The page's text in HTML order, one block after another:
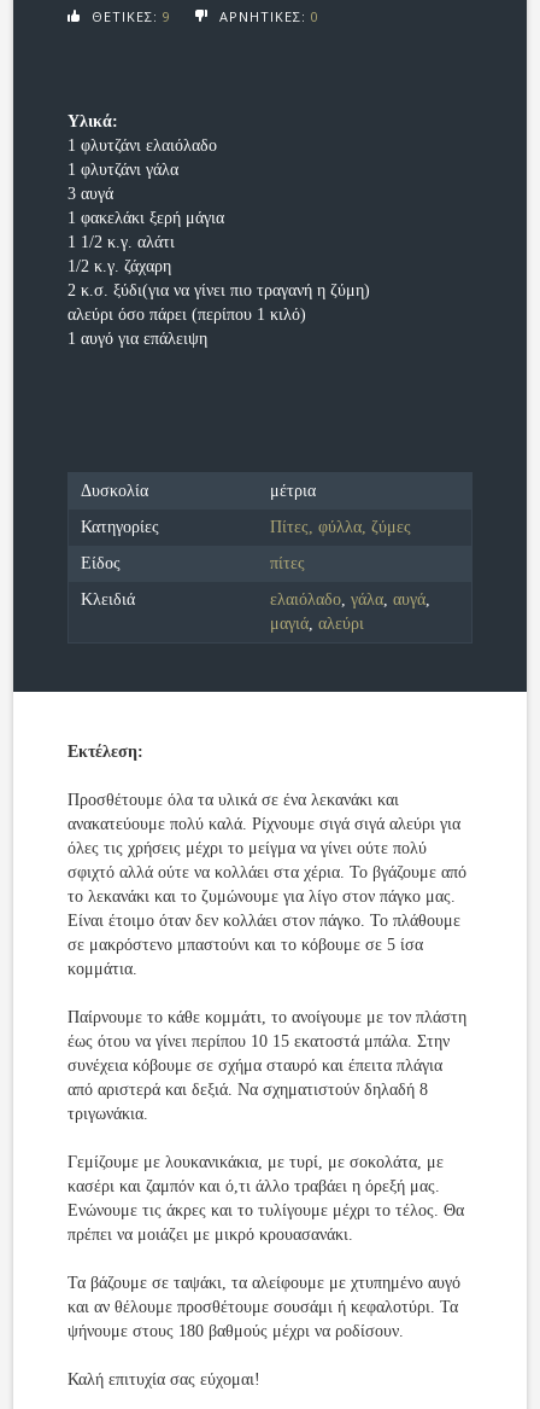
ΘΕΤΙΚΕΣ: 9 ΑΡΝΗΤΙΚΕΣ: 0
Υλικά:
1 φλυτζάνι ελαιόλαδο
1 φλυτζάνι γάλα
3 αυγά
1 φακελάκι ξερή μάγια
1 1/2 κ.γ. αλάτι
1/2 κ.γ. ζάχαρη
2 κ.σ. ξύδι(για να γίνει πιο τραγανή η ζύμη)
αλεύρι όσο πάρει (περίπου 1 κιλό)
1 αυγό για επάλειψη
Δυσκολία
μέτρια
Κατηγορίες
Πίτες, φύλλα, ζύμες
Είδος
πίτες
Κλειδιά
ελαιόλαδο, γάλα, αυγά,
μαγιά, αλεύρι
Εκτέλεση:
Προσθέτουμε όλα τα υλικά σε ένα λεκανάκι και
ανακατεύουμε πολύ καλά. Ρίχνουμε σιγά σιγά αλεύρι για
όλες τις χρήσεις μέχρι το μείγμα να γίνει ούτε πολύ
σφιχτό αλλά ούτε να κολλάει στα χέρια. Το βγάζουμε από
το λεκανάκι και το ζυμώνουμε για λίγο στον πάγκο μας.
Είναι έτοιμο όταν δεν κολλάει στον πάγκο. Το πλάθουμε
σε μακρόστενο μπαστούνι και το κόβουμε σε 5 ίσα
κομμάτια.
Παίρνουμε το κάθε κομμάτι, το ανοίγουμε με τον πλάστη
έως ότου να γίνει περίπου 10 15 εκατοστά μπάλα. Στην
συνέχεια κόβουμε σε σχήμα σταυρό και έπειτα πλάγια
από αριστερά και δεξιά. Να σχηματιστούν δηλαδή 8
τριγωνάκια.
Γεμίζουμε με λουκανικάκια, με τυρί, με σοκολάτα, με
κασέρι και ζαμπόν και ό,τι άλλο τραβάει η όρεξή μας.
Ενώνουμε τις άκρες και το τυλίγουμε μέχρι το τέλος. Θα
πρέπει να μοιάζει με μικρό κρουασανάκι.
Τα βάζουμε σε ταψάκι, τα αλείφουμε με χτυπημένο αυγό
και αν θέλουμε προσθέτουμε σουσάμι ή κεφαλοτύρι. Τα
ψήνουμε στους 180 βαθμούς μέχρι να ροδίσουν.
Καλή επιτυχία σας εύχομαι!